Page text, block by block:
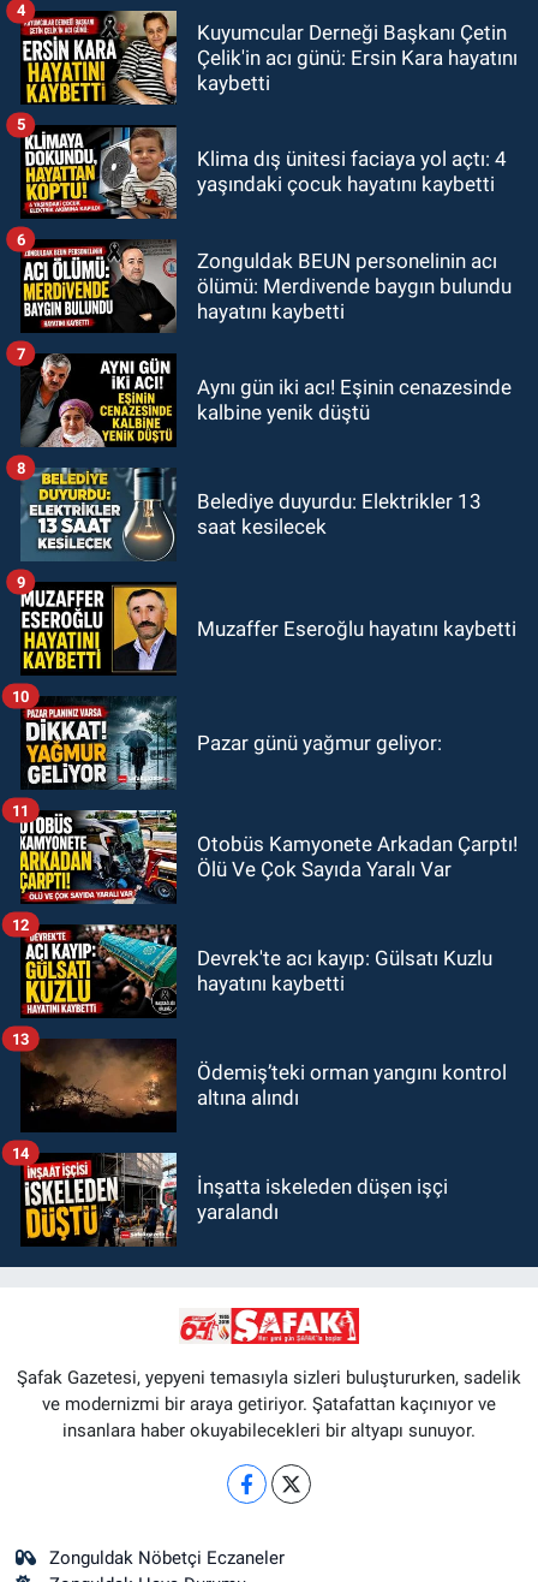
Kuyumcular Derneği Başkanı Çetin
Çelik'in acı günü: Ersin Kara hayatını
kaybetti
4
Klima dış ünitesi faciaya yol açtı: 4
yaşındaki çocuk hayatını kaybetti
5
Zonguldak BEUN personelinin acı
ölümü: Merdivende baygın bulundu
hayatını kaybetti
6
Aynı gün iki acı! Eşinin cenazesinde
kalbine yenik düştü
7
Belediye duyurdu: Elektrikler 13
saat kesilecek
8
Muzaffer Eseroğlu hayatını kaybetti
9
Pazar günü yağmur geliyor:
10
Otobüs Kamyonete Arkadan Çarptı!
Ölü Ve Çok Sayıda Yaralı Var
11
Devrek'te acı kayıp: Gülsatı Kuzlu
hayatını kaybetti
12
Ödemiş’teki orman yangını kontrol
altına alındı
13
İnşatta iskeleden düşen işçi
yaralandı
14
Şafak Gazetesi, yepyeni temasıyla sizleri buluştururken, sadelik
ve modernizmi bir araya getiriyor. Şatafattan kaçınıyor ve
insanlara haber okuyabilecekleri bir altyapı sunuyor.
Zonguldak Nöbetçi Eczaneler